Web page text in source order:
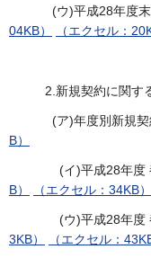
(ウ)平成28年度末 都
04KB）
（エクセル：
2.新規契約に関す
(ア)年度別新規契
B）
(イ)平成28年度 都
B）
（エクセル：34KB）
(ウ)平成28年度 都
3KB）
（エクセル：